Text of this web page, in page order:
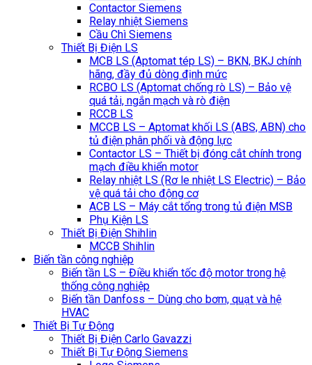
Contactor Siemens
Relay nhiệt Siemens
Cầu Chì Siemens
Thiết Bị Điện LS
MCB LS (Aptomat tép LS) – BKN, BKJ chính
hãng, đầy đủ dòng định mức
RCBO LS (Aptomat chống rò LS) – Bảo vệ
quá tải, ngắn mạch và rò điện
RCCB LS
MCCB LS – Aptomat khối LS (ABS, ABN) cho
tủ điện phân phối và động lực
Contactor LS – Thiết bị đóng cắt chính trong
mạch điều khiển motor
Relay nhiệt LS (Rơ le nhiệt LS Electric) – Bảo
vệ quá tải cho động cơ
ACB LS – Máy cắt tổng trong tủ điện MSB
Phụ Kiện LS
Thiết Bị Điện Shihlin
MCCB Shihlin
Biến tần công nghiệp
Biến tần LS – Điều khiển tốc độ motor trong hệ
thống công nghiệp
Biến tần Danfoss – Dùng cho bơm, quạt và hệ
HVAC
Thiết Bị Tự Động
Thiết Bị Điện Carlo Gavazzi
Thiết Bị Tự Động Siemens